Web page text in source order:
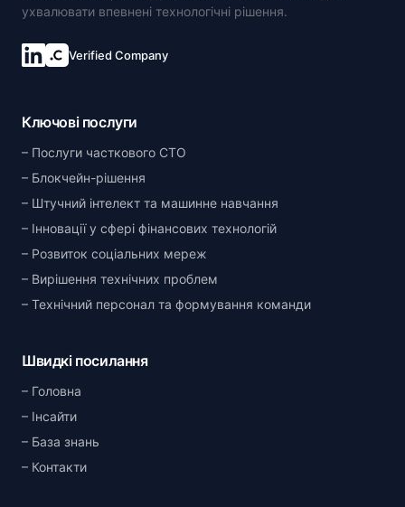
ухвалювати впевнені технологічні рішення.
Verified Company
Ключові послуги
Послуги часткового CTO
Блокчейн-рішення
Штучний інтелект та машинне навчання
Інновації у сфері фінансових технологій
Розвиток соціальних мереж
Вирішення технічних проблем
Технічний персонал та формування команди
Швидкі посилання
Головна
Інсайти
База знань
Контакти